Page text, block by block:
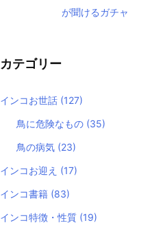
が聞けるガチャ
カテゴリー
インコお世話 (127)
鳥に危険なもの (35)
鳥の病気 (23)
インコお迎え (17)
インコ書籍 (83)
インコ特徴・性質 (19)